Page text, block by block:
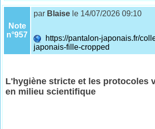
Note
n°957
par Blaise le 14/07/2026 09:10
https://pantalon-japonais.fr/
japonais-fille-cropped
L'hygiène stricte et les protocoles
en milieu scientifique